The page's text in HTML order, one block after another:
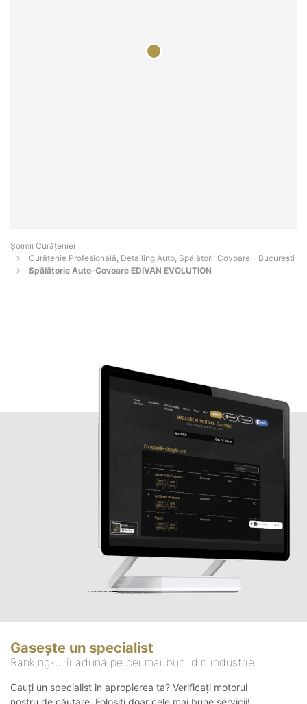
Șoimii Curățeniei
Curățenie Profesională, Detailing Auto, Spălătorii Covoare - Bucureşti
Spălătorie Auto-Covoare EDIVAN EVOLUTION
Gasește un specialist
Ranking-ul îi adună pe cei mai buni din industrie
Cauți un specialist in apropierea ta? Verificați motorul
nostru de căutare. Folosiți doar cele mai bune servicii!